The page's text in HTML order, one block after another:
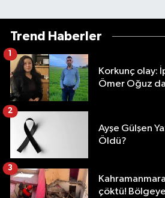
Trend Haberler
Korkunç olay:
Ömer Oğuz
1
Ayşe Gülşen
Öldü?
2
çöktü!
3